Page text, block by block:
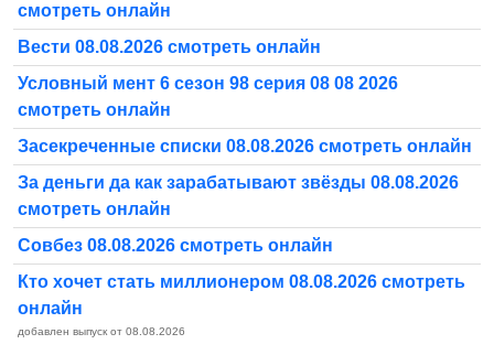
смотреть онлайн
Вести 08.08.2026 смотреть онлайн
Условный мент 6 сезон 98 серия 08 08 2026
смотреть онлайн
Засекреченные списки 08.08.2026 смотреть онлайн
За деньги да как зарабатывают звёзды 08.08.2026
смотреть онлайн
Совбез 08.08.2026 смотреть онлайн
Кто хочет стать миллионером 08.08.2026 смотреть
онлайн
добавлен выпуск от 08.08.2026